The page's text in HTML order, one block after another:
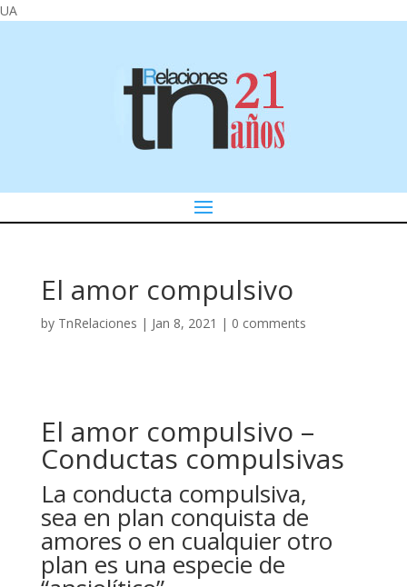
UA
El amor compulsivo
by TnRelaciones | Jan 8, 2021 | 0 comments
El amor compulsivo –
Conductas compulsivas
La conducta compulsiva,
sea en plan conquista de
amores o en cualquier otro
plan es una especie de